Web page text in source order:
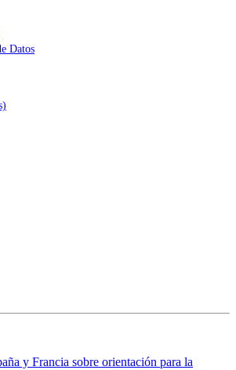
Datos
y Francia sobre orientación para la